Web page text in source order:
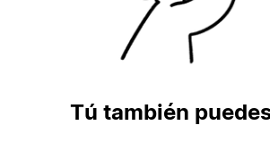
Tú también